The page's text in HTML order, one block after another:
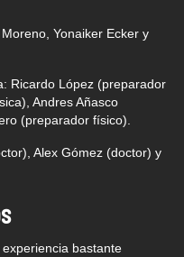
Yonaiker Ecker y
Ricardo López (preparador
Andres Añasco
(preparador físico).
Alex Gómez (doctor) y
bastante